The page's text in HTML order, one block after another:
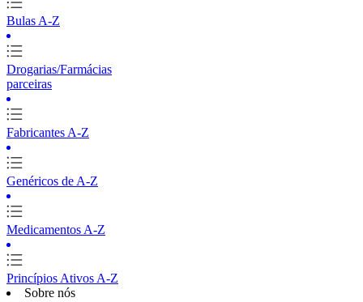
Bulas A-Z
Drogarias/Farmácias
parceiras
Fabricantes A-Z
Genéricos de A-Z
Medicamentos A-Z
Princípios Ativos A-Z
Sobre nós